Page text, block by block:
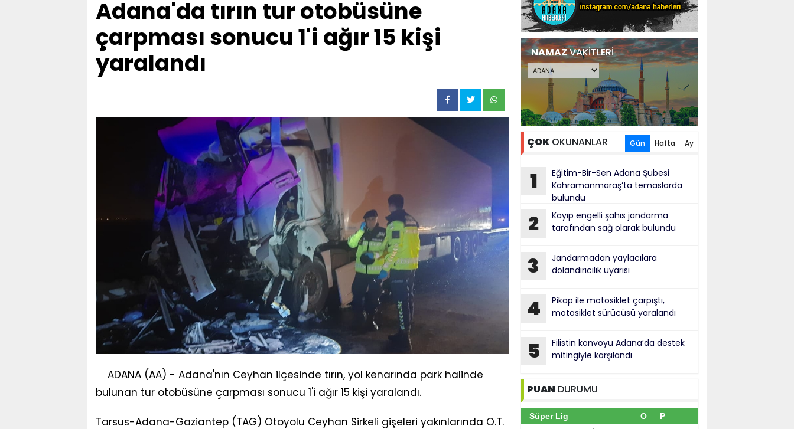
Adana'da tırın tur otobüsüne
çarpması sonucu 1'i ağır 15 kişi
yaralandı
ADANA (AA) - Adana'nın Ceyhan ilçesinde tırın, yol kenarında park halinde
bulunan tur otobüsüne çarpması sonucu 1'i ağır 15 kişi yaralandı.
Tarsus-Adana-Gaziantep (TAG) Otoyolu Ceyhan Sirkeli gişeleri yakınlarında O.T.
NAMAZVAKİTLERİ
ÇOK OKUNANLAR Gün Hafta Ay
1
Eğitim-Bir-Sen Adana Şubesi
Kahramanmaraş’ta temaslarda
bulundu
2
Kayıp engelli şahıs jandarma
tarafından sağ olarak bulundu
3
Jandarmadan yaylacılara
dolandırıcılık uyarısı
4
Pikap ile motosiklet çarpıştı,
motosiklet sürücüsü yaralandı
5
Filistin konvoyu Adana’da destek
mitingiyle karşılandı
PUAN DURUMU
Süper Lig O P